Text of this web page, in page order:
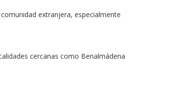
extranjera, especialmente
cercanas como Benalmádena